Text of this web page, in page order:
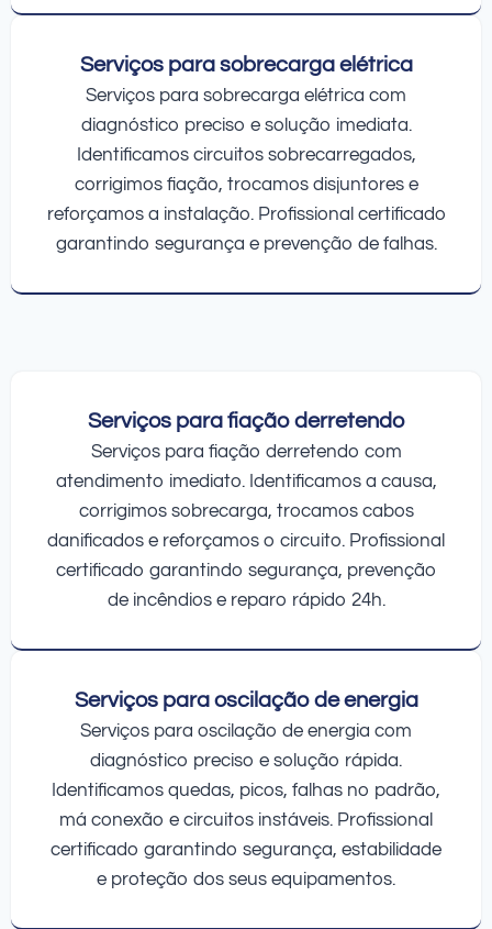
Serviços para sobrecarga elétrica
Serviços para sobrecarga elétrica com
diagnóstico preciso e solução imediata.
Identificamos circuitos sobrecarregados,
corrigimos fiação, trocamos disjuntores e
reforçamos a instalação. Profissional certificado
garantindo segurança e prevenção de falhas.
Serviços para fiação derretendo
Serviços para fiação derretendo com
atendimento imediato. Identificamos a causa,
corrigimos sobrecarga, trocamos cabos
danificados e reforçamos o circuito. Profissional
certificado garantindo segurança, prevenção
de incêndios e reparo rápido 24h.
Serviços para oscilação de energia
Serviços para oscilação de energia com
diagnóstico preciso e solução rápida.
Identificamos quedas, picos, falhas no padrão,
má conexão e circuitos instáveis. Profissional
certificado garantindo segurança, estabilidade
e proteção dos seus equipamentos.